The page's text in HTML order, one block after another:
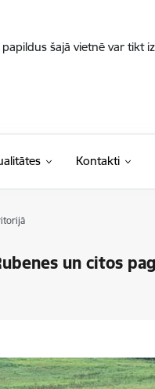
šajā vietnē var tikt
Kontakti
un citos